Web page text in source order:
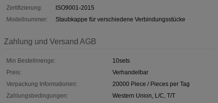
Zertifizierung:
ISO9001-2015
Modellnummer:
Staubkappe für verschiedene Verbindungsstücke
Zahlung und Versand AGB
Min Bestellmenge:
10sets
Preis:
Verhandelbar
Verpackung Informationen:
20000 Piece / Pieces per Tag
Zahlungsbedingungen:
Western Union, L/C, T/T